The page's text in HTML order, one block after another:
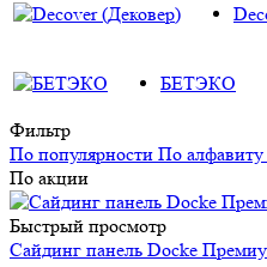
БЕТЭКО
Фильтр
По популярности По алфавиту
По акции
Быстрый просмотр
Сайдинг панель Docke